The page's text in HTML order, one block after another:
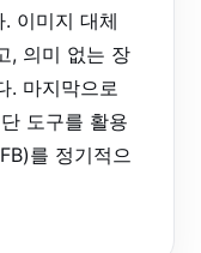
이미지 대체
, 의미 없는 장
. 마지막으로
도구를 활용
를 정기적으